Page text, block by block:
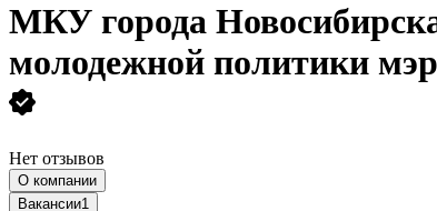
МКУ города
молодежной политики
Нет отзывов
О компании
Вакансии1